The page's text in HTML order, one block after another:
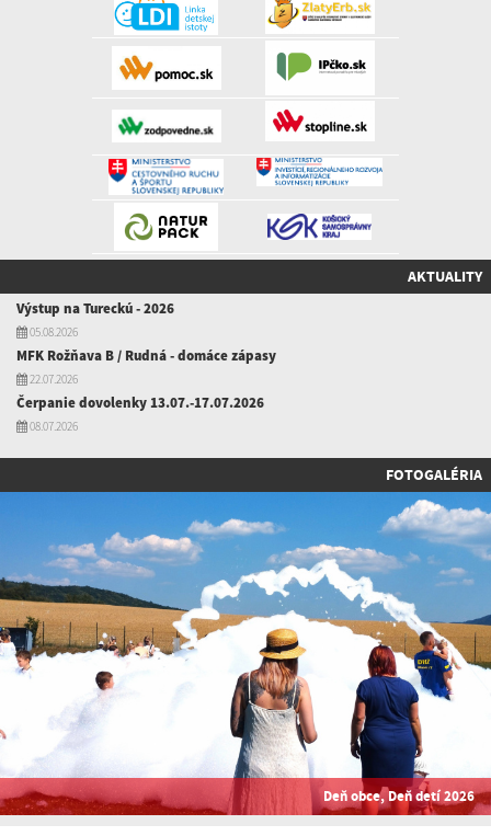
AKTUALITY
Výstup na Tureckú - 2026
05.08.2026
MFK Rožňava B / Rudná - domáce zápasy
22.07.2026
Čerpanie dovolenky 13.07.-17.07.2026
08.07.2026
FOTOGALÉRIA
Deň obce, Deň detí 2026